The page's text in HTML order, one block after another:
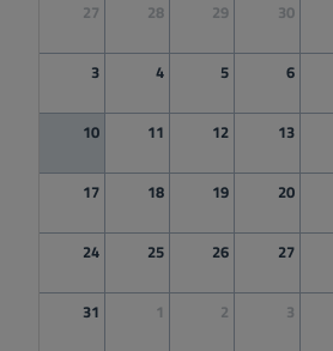
27 28 29 30
3 4 5 6
10 11 12 13
17 18 19 20
24 25 26 27
31 1 2 3